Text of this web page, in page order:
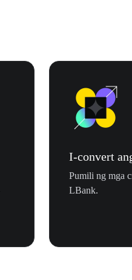
I-convert
Pumili ng mga
LBank.